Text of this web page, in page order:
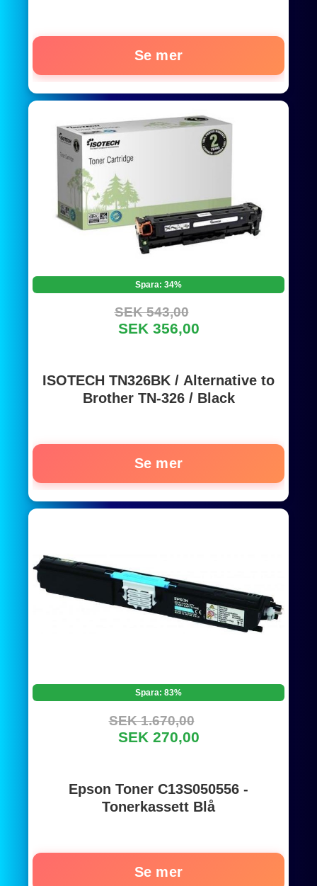
Se mer
Spara: 34%
SEK 543,00
SEK 356,00
ISOTECH TN326BK / Alternative to
Brother TN-326 / Black
Se mer
Spara: 83%
SEK 1.670,00
SEK 270,00
Epson Toner C13S050556 -
Tonerkassett Blå
Se mer